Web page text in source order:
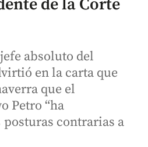
de la Corte
absoluto del
en la carta que
que el
Petro “ha
contrarias a